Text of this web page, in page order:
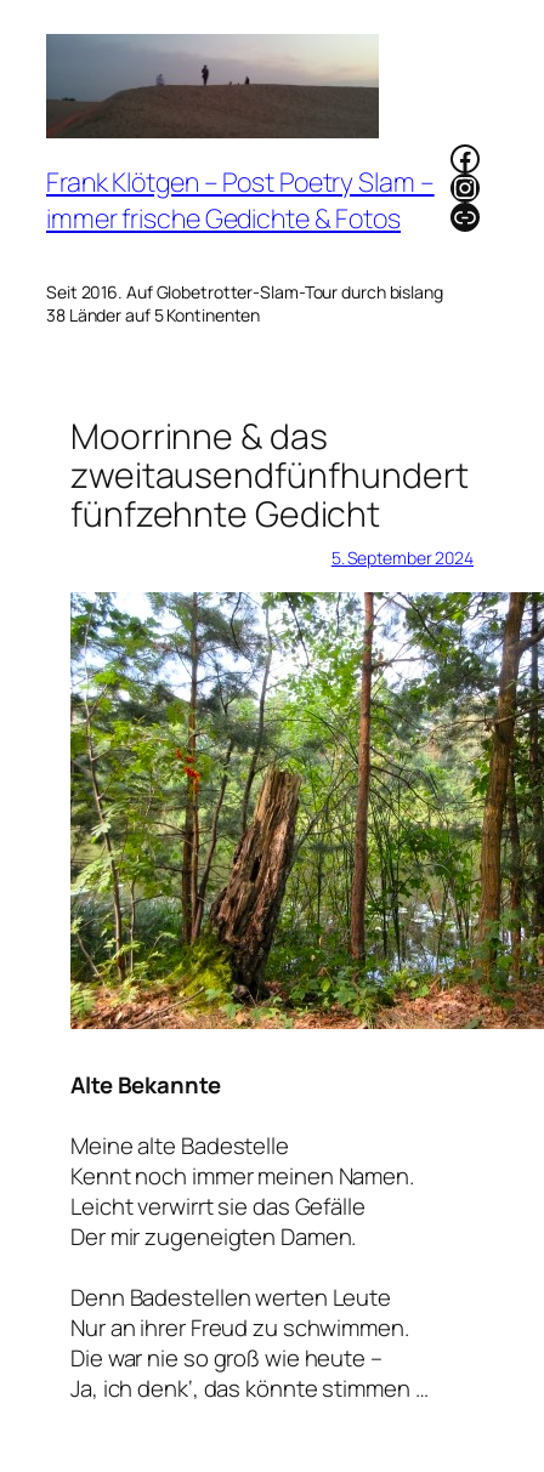
Frank Klötgen – Post Poetry Slam –
immer frische Gedichte & Fotos
Seit 2016. Auf Globetrotter-Slam-Tour durch bislang
38 Länder auf 5 Kontinenten
Link
Moorrinne & das
zweitausendfünfhundert
fünfzehnte Gedicht
5. September 2024
Alte Bekannte
Meine alte Badestelle
Kennt noch immer meinen Namen.
Leicht verwirrt sie das Gefälle
Der mir zugeneigten Damen.
Denn Badestellen werten Leute
Nur an ihrer Freud zu schwimmen.
Die war nie so groß wie heute –
Ja, ich denk‘, das könnte stimmen …